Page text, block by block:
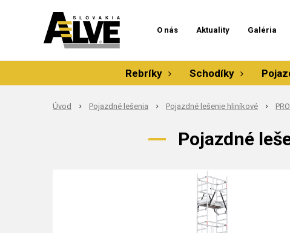
O nás Aktuality Galéria
Rebríky Schodíky
Úvod Pojazdné lešenia Pojazdné lešenie hliníkové
Pojazdné